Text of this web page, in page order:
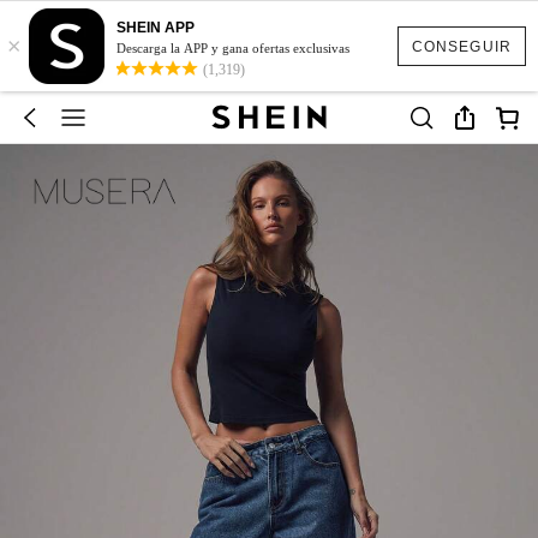
CONSEGUIR
×
SHEIN APP
Descarga la APP y gana ofertas exclusivas
(1,319)